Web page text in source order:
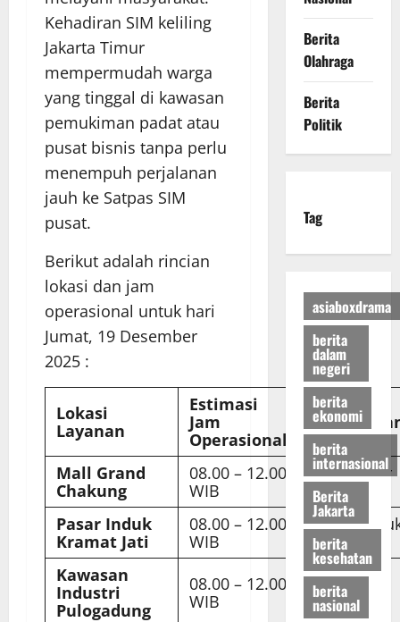
Kehadiran SIM keliling
Jakarta Timur
mempermudah warga
yang tinggal di kawasan
pemukiman padat atau
pusat bisnis tanpa perlu
menempuh perjalanan
jauh ke Satpas SIM
pusat.
Berikut adalah rincian
lokasi dan jam
operasional untuk hari
Jumat, 19 Desember
2025 :
Lokasi
Layanan
Estimasi
Jam
Operasional
Mall Grand
Chakung
08.00 – 12.00
WIB
Area Parkir
Utama
Pasar Induk
Kramat Jati
08.00 – 12.00
WIB
Pintu
Selatan
Kawasan
Industri
Pulogadung
08.00 – 12.00
WIB
Depan
Gerbang
Utama
Berita
Olahraga
Berita
Politik
Tag
asiaboxdrama
berita
dalam
negeri
berita
ekonomi
berita
internasional
Berita
Jakarta
berita
kesehatan
berita
nasional